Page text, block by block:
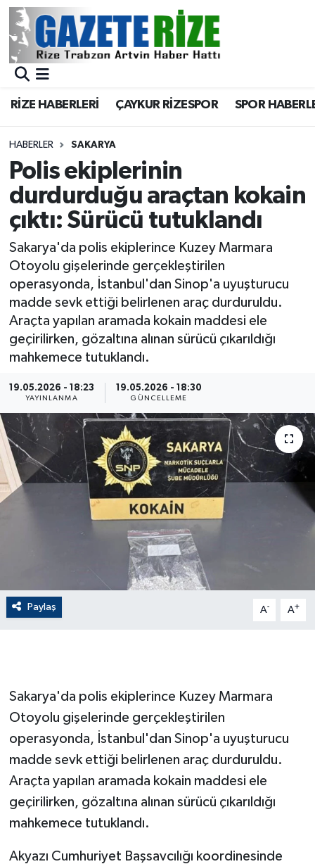
RİZE HABERLERİ ÇAYKUR RİZESPOR SPOR
HABERLER SAKARYA
Polis ekiplerinin
durdurduğu araçtan kokain
çıktı: Sürücü tutuklandı
Sakarya'da polis ekiplerince Kuzey Marmara
Otoyolu gişelerinde gerçekleştirilen
operasyonda, İstanbul'dan Sinop'a uyuşturucu
madde sevk ettiği belirlenen araç durduruldu.
Araçta yapılan aramada kokain maddesi ele
geçirilirken, gözaltına alınan sürücü çıkarıldığı
mahkemece tutuklandı.
19.05.2026 - 18:23
YAYINLANMA
19.05.2026 - 18:30
GÜNCELLEME
Paylaş A- A+
Sakarya'da polis ekiplerince Kuzey Marmara
Otoyolu gişelerinde gerçekleştirilen
operasyonda, İstanbul'dan Sinop'a uyuşturucu
madde sevk ettiği belirlenen araç durduruldu.
Araçta yapılan aramada kokain maddesi ele
geçirilirken, gözaltına alınan sürücü çıkarıldığı
mahkemece tutuklandı.
Akyazı Cumhuriyet Başsavcılığı koordinesinde
BÖLGEMİZ
Asayiş
Rize Jandarma Komutanlığı
Bilim Teknoloji
Advertising news
Canlı Maç
ÇEVRE
Dünya
EĞİTİM
EKONOMİ
English News
Flaş Haber
GÜNDEM
Güvenlik
HABERDE İNSAN
İNSAN
Merkez Nöbetçi Eczaneler
Merkez Trafik Yoğunluk Haritası
Süper Lig Puan Durumu ve Fikstür
Tüm Manşetler
Haber Arşivi